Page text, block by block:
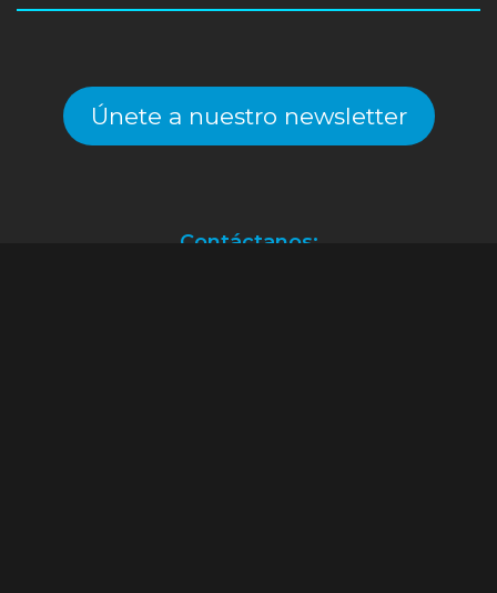
Únete a nuestro newsletter
Contáctanos: